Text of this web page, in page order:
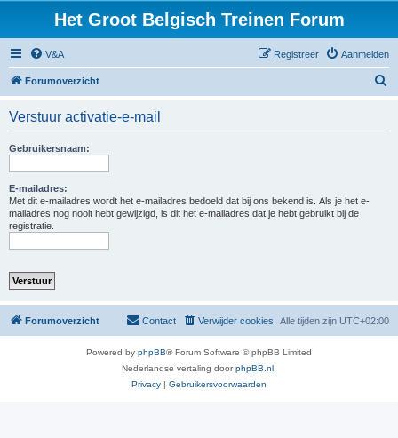
Het Groot Belgisch Treinen Forum
V&A Aanmelden
Registreer
Forumoverzicht
Verstuur activatie-e-mail
Gebruikersnaam:
E-mailadres:
Met dit e-mailadres wordt het e-mailadres bedoeld dat bij ons bekend is. Als je het e-
mailadres nog nooit hebt gewijzigd, is dit het e-mailadres dat je hebt gebruikt bij de
registratie.
Forumoverzicht Alle tijden zijn UTC+02:00
Verwijder cookies
Contact
Powered by phpBB® Forum Software © phpBB Limited
Nederlandse vertaling doorphpBB.nl
Privacy | Gebruikersvoorwaarden